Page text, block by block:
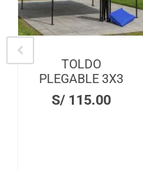
TOLDO
PLEGABLE 3X3
S/ 115.00